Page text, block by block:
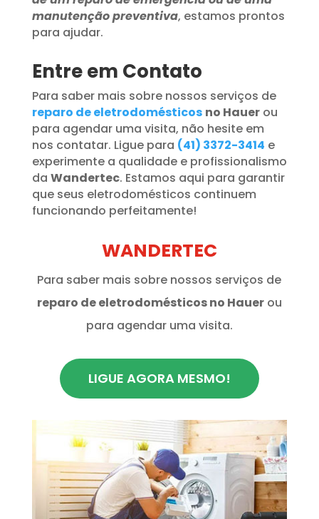
manutenção preventiva, estamos prontos
para ajudar.
Entre em Contato
Para saber mais sobre nossos serviços de
reparo de eletrodomésticos no Hauerou
para agendar uma visita, não hesite em
nos contatar. Ligue para (41) 3372-3414 e
experimente a qualidade e profissionalismo
da Wandertec. Estamos aqui para garantir
que seus eletrodomésticos continuem
funcionando perfeitamente!
WANDERTEC
Para saber mais sobre nossos serviços de
reparo de eletrodomésticos no Hauerou
para agendar uma visita.
LIGUE AGORA MESMO!